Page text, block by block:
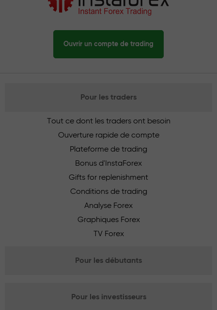
Ouvrir un compte de trading
Pour les traders
Tout ce dont les traders ont besoin
Ouverture rapide de compte
Plateforme de trading
Bonus d'InstaForex
Gifts for replenishment
Conditions de trading
Analyse Forex
Graphiques Forex
TV Forex
Pour les débutants
Pour les investisseurs